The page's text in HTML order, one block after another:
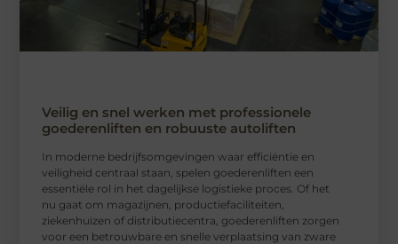
Veilig en snel werken met professionele
goederenliften en robuuste autoliften
In moderne bedrijfsomgevingen waar efficiëntie en
veiligheid centraal staan, spelen goederenliften een
essentiële rol in het dagelijkse logistieke proces. Of het
nu gaat om magazijnen, productiefaciliteiten,
ziekenhuizen of distributiecentra, goederenliften zorgen
voor een betrouwbare en snelle verplaatsing van zware